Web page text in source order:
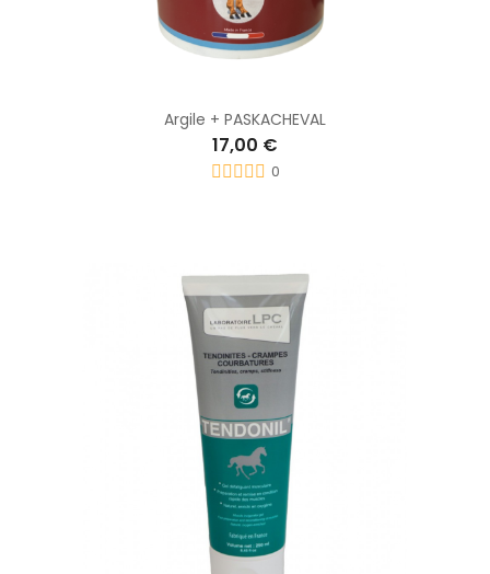
Argile + PASKACHEVAL
17,00 €
0